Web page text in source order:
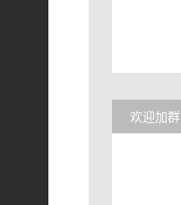
欢迎加群